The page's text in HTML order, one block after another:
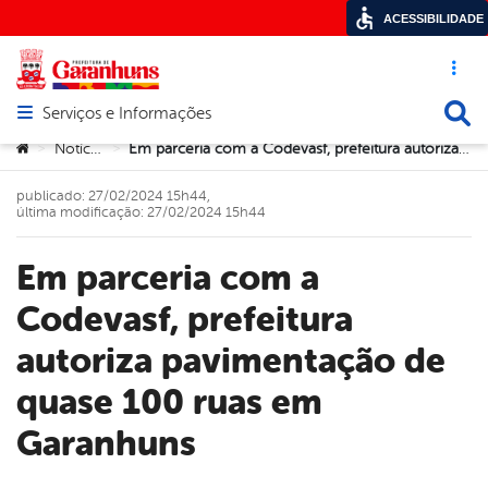
Acesso
Abrir menu principal de navegação
Serviços e Informações
Você está aqui:
> Notícias > Em parceria com a Codevasf, prefeitura autoriza pavimentação de quase 100 ruas em Garanhuns
Em parceria com a
Codevasf, prefeitura
autoriza pavimentação de
quase 100 ruas em
Garanhuns
publicado: 27/02/2024 15h44,
última modificação: 27/02/2024 15h44
ACESSIBILIDADE